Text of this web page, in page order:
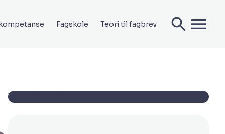
Fagskole Teori til fagbrev
Tilbake til alle kurs